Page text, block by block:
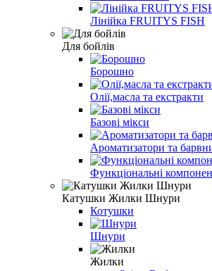
Лінійка FRUITYS FISH
Для бойлів
Борошно
Олії,масла та екстракти
Базові мікси
Ароматизатори та
Функціональні
Катушки Жилки Шнури
Котушки
Шнури
Жилки